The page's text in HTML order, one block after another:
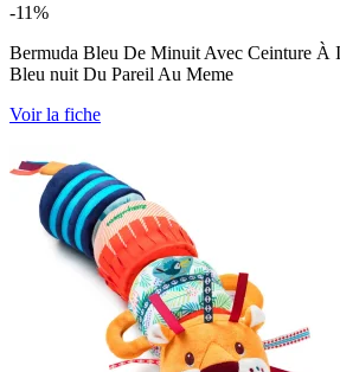
-11%
Bermuda Bleu De Minuit Avec Ceinture À
Bleu nuit Du Pareil Au Meme
Voir la fiche